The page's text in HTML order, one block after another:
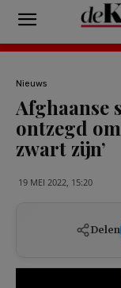
Nieuws
Afghaanse
ontzegd
zwart zijn’
19 MEI 2022, 15:20
Delen